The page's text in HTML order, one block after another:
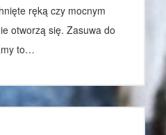
ręką czy mocnym
otworzą się. Zasuwa do
to…